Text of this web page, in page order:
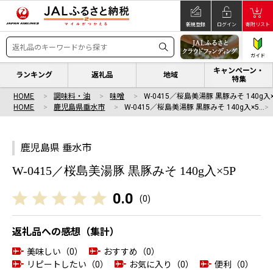
新規登録 ログイン 寄附リスト
ガイド
ランキング 返礼品 地域
キャンペーン・
特集
HOME 調味料・油 味噌
W-0415／桜島美湯豚 黒豚みそ 140g
HOME
鹿児島県垂水市 W-0415／桜島美湯豚 黒豚みそ 140g入×5…
鹿児島県 垂水市
W-0415／桜島美湯豚 黒豚みそ 140g入×5P
0.0 (0)
返礼品への感想（集計）
美味しい（0）
おすすめ（0）
リピートしたい（0）
お気に入り（0）
便利（0）